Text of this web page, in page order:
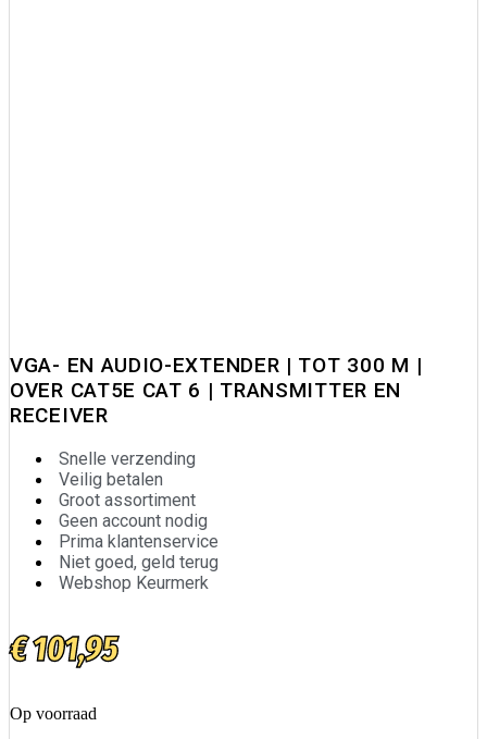
VGA- EN AUDIO-EXTENDER | TOT 300 M |
OVER CAT5E CAT 6 | TRANSMITTER EN
RECEIVER
Snelle verzending
Veilig betalen
Groot assortiment
Geen account nodig
Prima klantenservice
Niet goed, geld terug
Webshop Keurmerk
€101,95
Op voorraad